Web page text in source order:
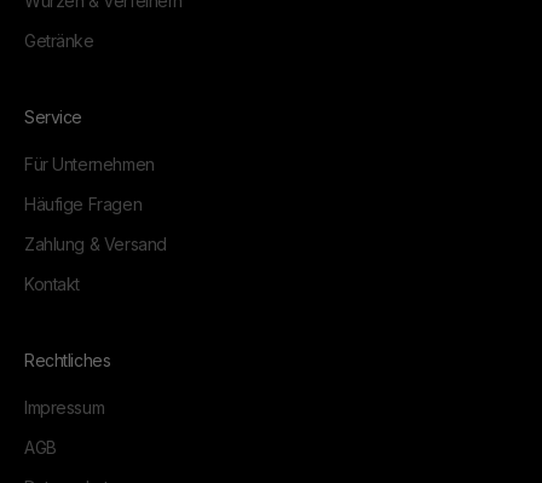
Getränke
Service
Für Unternehmen
Häufige Fragen
Zahlung & Versand
Kontakt
Rechtliches
Impressum
AGB